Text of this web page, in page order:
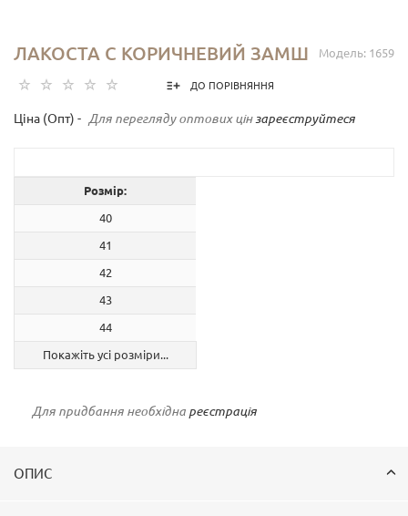
Модель: 1659
ЛАКОСТА С КОРИЧНЕВИЙ ЗАМШ
ДО ПОРІВНЯННЯ
Ціна (Опт) - Для перегляду оптових цінзареєструйтеся
Розмір:
40
41
42
43
44
Покажіть усі розміри...
Для придбання необхідна реєстрація
ОПИС